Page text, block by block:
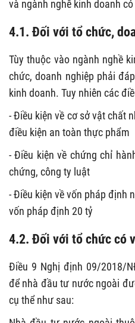
và ngành nghề kinh doanh
4.1. Đối với tổ chức,
Tùy thuộc vào ngành nghề
chức, doanh nghiệp phải
kinh doanh. Tuy nhiên các
- Điều kiện về cơ sở vật chất
điều kiện an toàn thực phẩm
- Điều kiện về chứng chỉ
chứng, công ty luật
- Điều kiện về vốn pháp định
vốn pháp định 20 tỷ
4.2. Đối với tổ chức có
Điều 9 Nghị định 09/2018/
để nhà đầu tư nước ngoài
cụ thể như sau: